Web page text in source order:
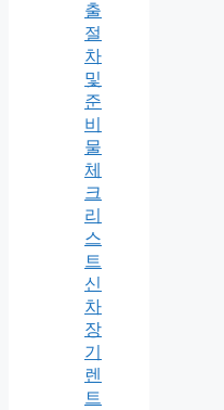
출
절
차
및
준
비
물
체
크
리
스
트
신
차
장
기
렌
트